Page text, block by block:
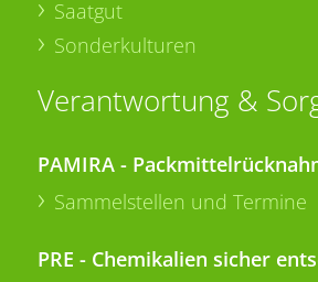
Saatgut
Sonderkulturen
Verantwortung &
PAMIRA -
Sammelstellen und Termine
PRE - Chemikalien sicher